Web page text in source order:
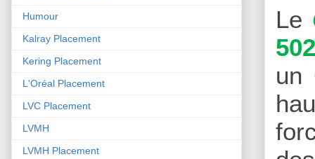
Le
un
Humour
Kalray Placement
Kering Placement
L'Oréal Placement
LVC Placement
LVMH
LVMH Placement